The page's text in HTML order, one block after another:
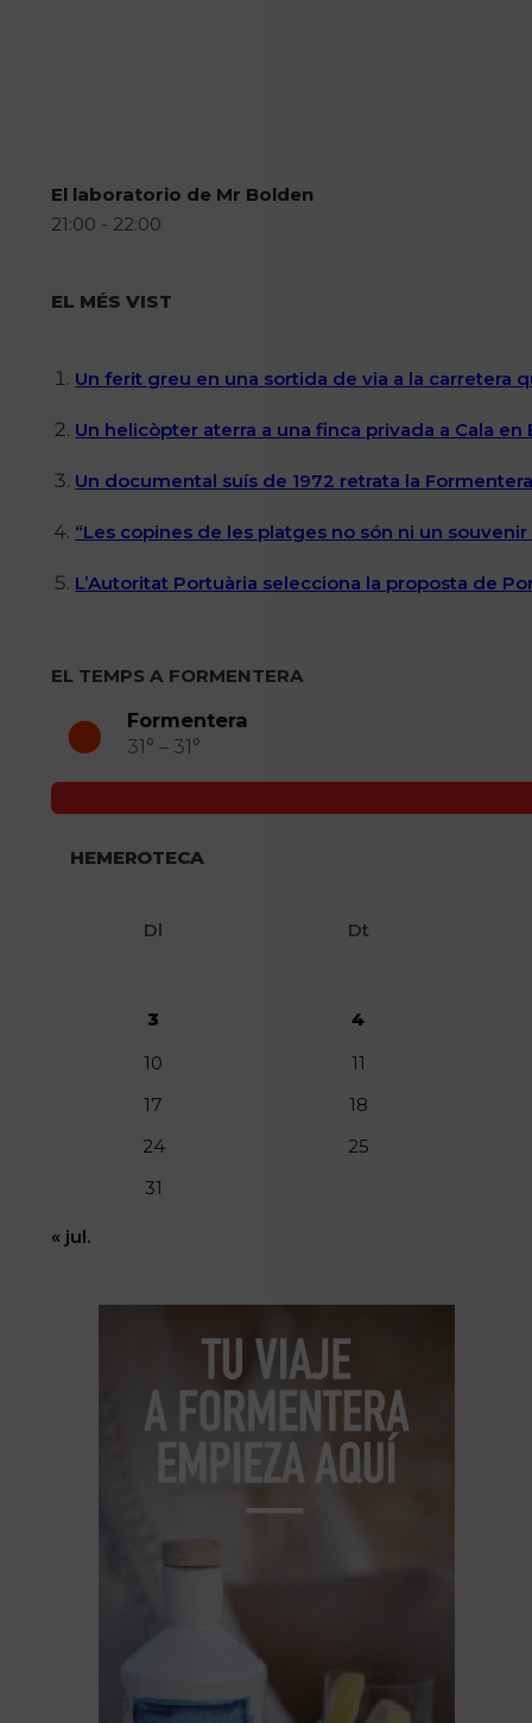
El laboratorio de Mr Bolden
21:00 - 22:00
EL MÉS VIST
Un ferit greu en una sortida de via a la carretera
Un helicòpter aterra a una finca privada a Cala
Un documental suís de 1972 retrata la
“Les copines de les platges no són ni un
L’Autoritat Portuària selecciona la proposta de
EL TEMPS A FORMENTERA
Formentera
31° – 31°
HEMEROTECA
Dl Dt
3
4
10
11
17
18
24
25
31
« jul.